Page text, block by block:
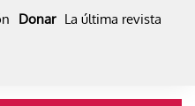
Donar La última revista